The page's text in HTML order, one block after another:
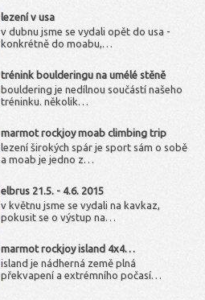
lezení v usa
v dubnu jsme se vydali opět do usa -
konkrétně do moabu,…
trénink boulderingu na umélé stěně
bouldering je nedílnou součástí našeho
tréninku. několik…
marmot rockjoy moab climbing trip
lezení širokých spár je sport sám o sobě
a moab je jedno z…
elbrus 21.5. - 4.6. 2015
v květnu jsme se vydali na kavkaz,
pokusit se o výstup na…
marmot rockjoy island 4x4…
island je nádherná země plná
překvapení a extrémního počasí…